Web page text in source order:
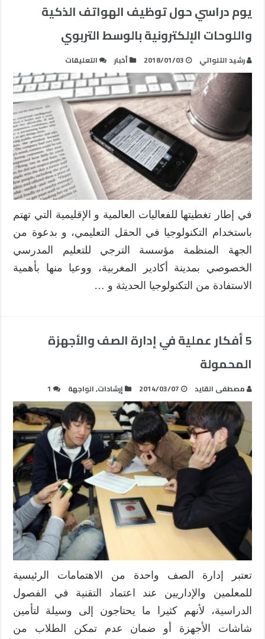
يوم دراسي حول توظيف الهواتف الذكية
واللوحات الإلكترونية بالوسط التربوي
رشيد التلواتي 2018/01/03 أخبار التعليقات
يوم
دراسي
حول
توظيف
الهواتف
الذكية
واللوحات
الإلكترونية
بالوسط
التربوي
مغلقة
في إطار تغطيتها للفعاليات العالمية و الإقليمية التي تهتم
باستخدام التكنولوجيا في الحقل التعليمي، و بدعوة من
الجهة المنظمة مؤسسة الترجي للتعليم المدرسي
الخصوصي بمدينة أكادير المغربية، ووعيا منها بأهمية
الاستفادة من التكنولوجيا الحديثة و …
5 أفكار عملية في إدارة الصف والأجهزة
المحمولة
مصطفى القايد 2014/03/07 إرشادات,الواجهة 1
تعتبر إدارة الصف واحدة من الاهتمامات الرئيسية
للمعلمين والإداريين عند اعتماد التقنية في الفصول
الدراسية، لأنهم كثيرا ما يحتاجون إلى وسيلة لتأمين
شاشات الأجهزة أو ضمان عدم تمكن الطلاب من